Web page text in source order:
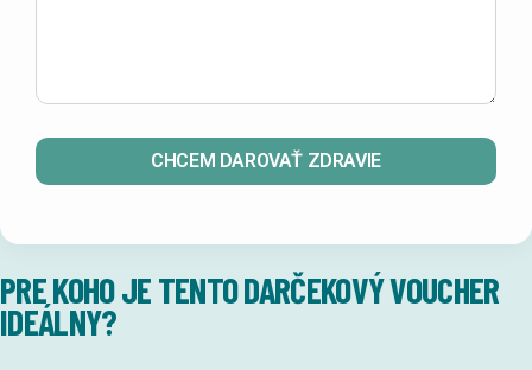
PRE KOHO JE TENTO DARČEKOVÝ VOUCHER
IDEÁLNY?